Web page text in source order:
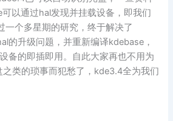
以通过hal发现并挂载设备，即我们
一个多星期的研究，终于解决了
的升级问题，并重新编译kdebase，
备的即插即用。自此大家再也不用为
类的琐事而犯愁了，kde3.4全为我们